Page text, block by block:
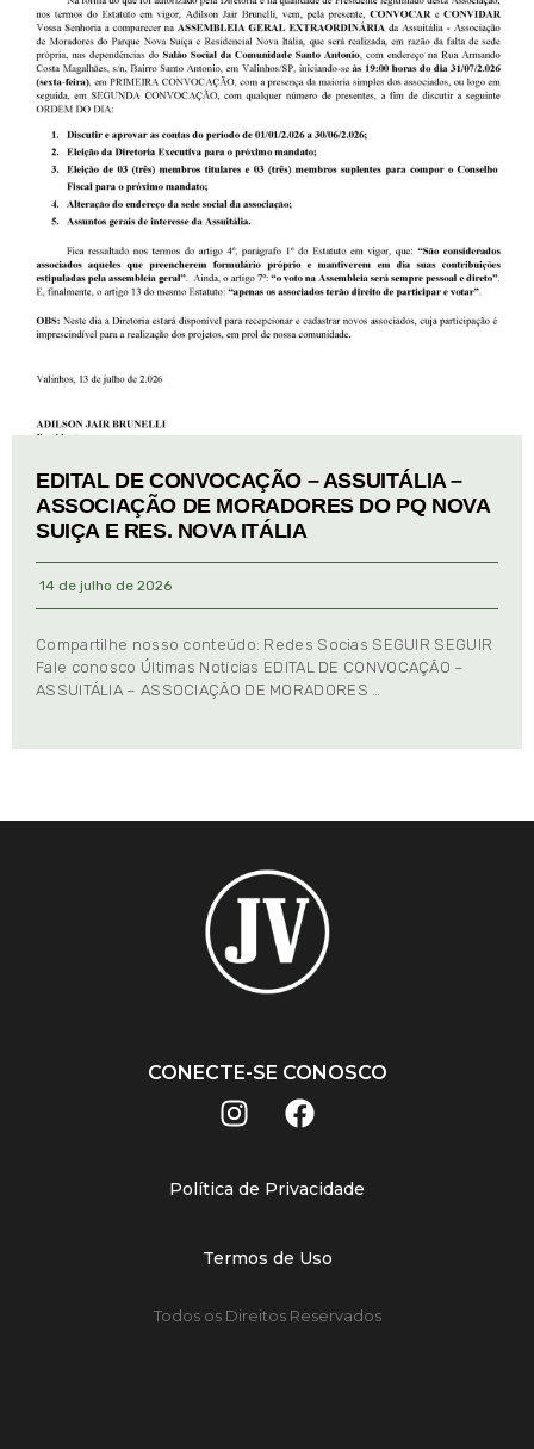
EDITAL DE CONVOCAÇÃO – ASSUITÁLIA –
ASSOCIAÇÃO DE MORADORES DO PQ NOVA
SUIÇA E RES. NOVA ITÁLIA
14 de julho de 2026
Compartilhe nosso conteúdo: Redes Socias SEGUIR SEGUIR
Fale conosco Últimas Notícias EDITAL DE CONVOCAÇÃO –
ASSUITÁLIA – ASSOCIAÇÃO DE MORADORES …
CONECTE-SE CONOSCO
Política de Privacidade
Termos de Uso
Todos os Direitos Reservados